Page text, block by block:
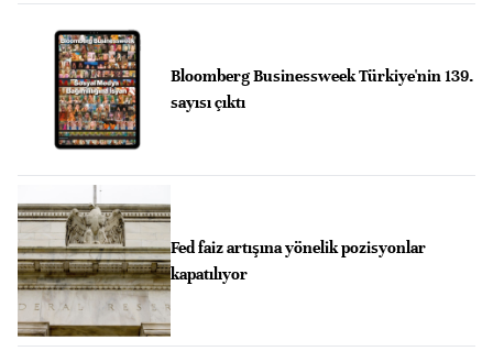
Bloomberg Businessweek Türkiye'nin 139.
sayısı çıktı
Fed faiz artışına yönelik pozisyonlar
kapatılıyor